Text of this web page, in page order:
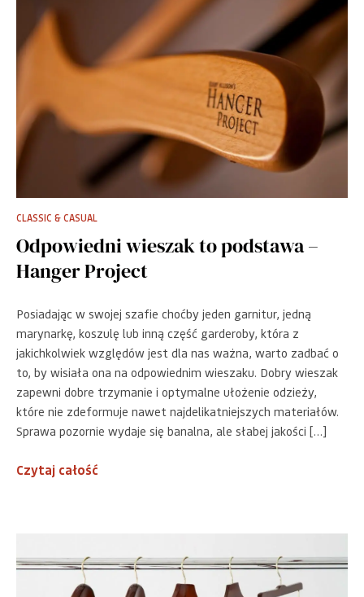
CLASSIC & CASUAL
Odpowiedni wieszak to podstawa –
Hanger Project
Posiadając w swojej szafie choćby jeden garnitur, jedną
marynarkę, koszulę lub inną część garderoby, która z
jakichkolwiek względów jest dla nas ważna, warto zadbać o
to, by wisiała ona na odpowiednim wieszaku. Dobry wieszak
zapewni dobre trzymanie i optymalne ułożenie odzieży,
które nie zdeformuje nawet najdelikatniejszych materiałów.
Sprawa pozornie wydaje się banalna, ale słabej jakości […]
Czytaj całość